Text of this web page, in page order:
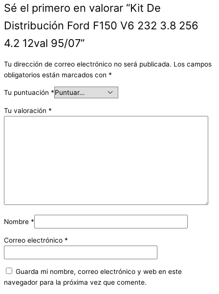
Sé el primero en valorar “Kit De
Distribución Ford F150 V6 232 3.8 256
4.2 12val 95/07”
Tu dirección de correo electrónico no será publicada. Los campos
obligatorios están marcados con *
Tu puntuación *
Tu valoración *
Nombre *
Correo electrónico *
Guarda mi nombre, correo electrónico y web en este
navegador para la próxima vez que comente.